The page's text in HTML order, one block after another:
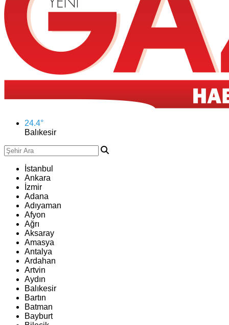
24.4°
Balıkesir
İstanbul
Ankara
İzmir
Adana
Adıyaman
Afyon
Ağrı
Aksaray
Amasya
Antalya
Ardahan
Artvin
Aydın
Balıkesir
Bartın
Batman
Bayburt